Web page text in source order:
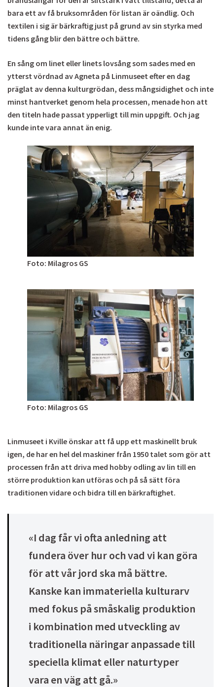
bara ett av få bruksområden för listan är oändlig. Och
textilen i sig är bärkraftig just på grund av sin styrka med
tidens gång blir den bättre och bättre.
En sång om linet eller linets lovsång som sades med en
ytterst vördnad av Agneta på Linmuseet efter en dag
präglat av denna kulturgrödan, dess mångsidighet och inte
minst hantverket genom hela processen, menade hon att
den titeln hade passat ypperligt till min uppgift. Och jag
kunde inte vara annat än enig.
Foto: Milagros GS
Foto: Milagros GS
Linmuseet i Kville önskar att få upp ett maskinellt bruk
igen, de har en hel del maskiner från 1950 talet som gör att
processen från att driva med hobby odling av lin till en
större produktion kan utföras och på så sätt föra
traditionen vidare och bidra till en bärkraftighet.
«I dag får vi ofta anledning att
fundera över hur och vad vi kan göra
för att vår jord ska må bättre.
Kanske kan immateriella kulturarv
med fokus på småskalig produktion
i kombination med utveckling av
traditionella näringar anpassade till
speciella klimat eller naturtyper
vara en väg att gå.»